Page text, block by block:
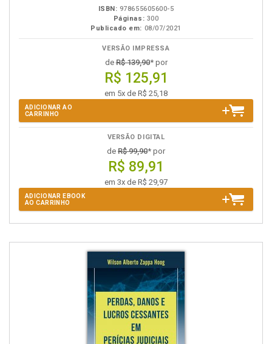
ISBN: 978655605600-5
Páginas: 300
Publicado em: 08/07/2021
VERSÃO IMPRESSA
deR$ 139,90* por
R$ 125,91
em 5x de R$ 25,18
ADICIONAR AO
CARRINHO
VERSÃO DIGITAL
de R$ 99,90* por
R$ 89,91
em 3x de R$ 29,97
ADICIONAR EBOOK
AO CARRINHO